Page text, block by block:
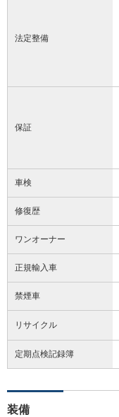
法定整備
保証
車検
修復歴
ワンオーナー
正規輸入車
禁煙車
リサイクル
定期点検記録簿
装備